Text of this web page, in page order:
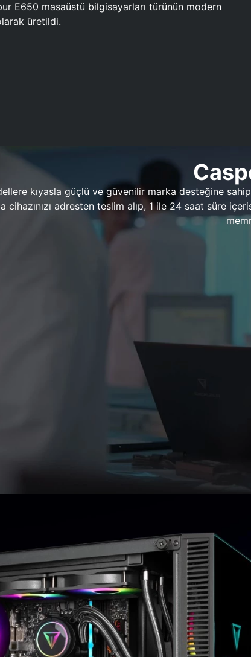
E650 masaüstü bilgisayarları türünün modern
üretildi.
kıyasla güçlü ve güvenilir marka desteğine
cihazınızı adresten teslim alıp, 1 ile 24 saat süre